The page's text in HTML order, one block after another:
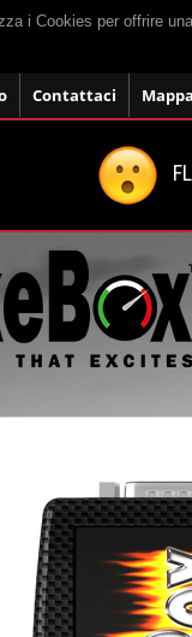
i Cookies per offrire
Contattaci